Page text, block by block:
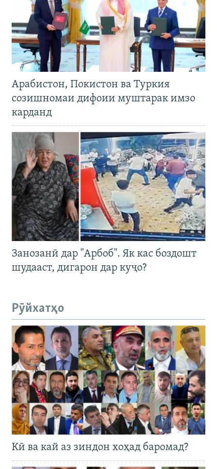
Арабистон, Покистон ва Туркия
созишномаи дифоии муштарак имзо
карданд
Занозанӣ дар "Арбоб". Як кас боздошт
шудааст, дигарон дар куҷо?
Рӯйхатҳо
Кӣ ва кай аз зиндон хоҳад баромад?